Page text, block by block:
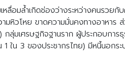
ลื่อมล้ำเกิดช่องว่างระหว่างคนรว
วโหย ขาดความมั่นคงทางอาหาร ส่
มเศรษฐกิจฐานราก ผู้ประกอบการ
ใน 3 ของประชากรไทย) มีหนี้นอกระ